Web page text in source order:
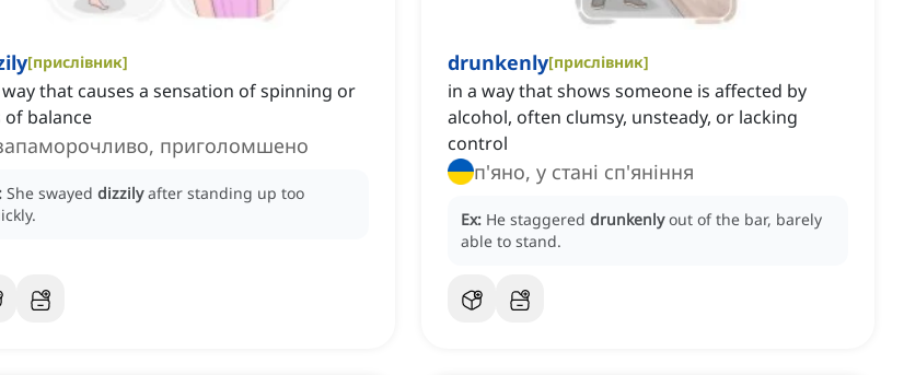
[прислівник]
that causes a sensation of spinning or
of balance
приголомшено
She swayed dizzily after standing up too
drunkenly[прислівник]
in a way that shows someone is affected by
alcohol, often clumsy, unsteady, or lacking
control
п'яно, у стані сп'яніння
Ex: He staggered drunkenly out of the bar, barely
able to stand.